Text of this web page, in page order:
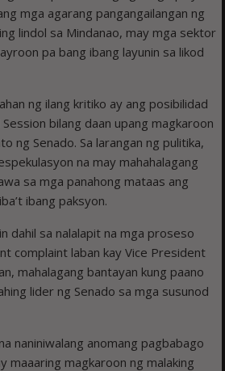
mga agarang pangangailangan ng
lindol sa Mindanao, may mga sektor
pa bang ibang layunin sa likod
ng ilang kritiko ay ang posibilidad
bilang daan upang magkaroon
ng Senado. Sa larangan ng pulitika,
na may mahahalagang
sa mga panahong mataas ang
ibang paksyon.
dahil sa nalalapit na mga proseso
complaint laban kay Vice President
mahalagang bantayan kung paano
lider ng Senado sa mga susunod
naniniwalang anomang pagbabago
maaaring magkaroon ng malaking